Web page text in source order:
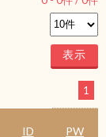
1
ID PW